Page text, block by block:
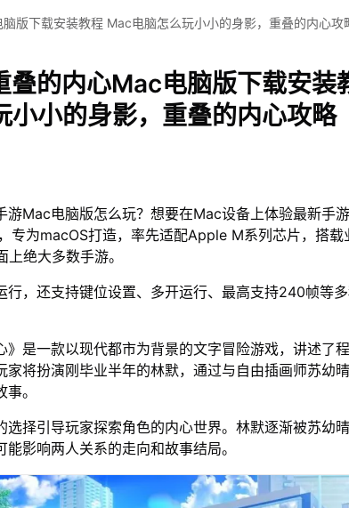
版下载安装教程 Mac电脑怎么玩小小的身影，重叠的内心攻
叠的内心Mac电脑版下载安装
小小的身影，重叠的内心攻略
游Mac电脑版怎么玩？想要在Mac设备上体验最新手
专为macOS打造，率先适配Apple M系列芯片，搭载
绝大多数手游。
行，还支持键位设置、多开运行、最高支持240帧等
》是一款以现代都市为背景的文字冒险游戏，讲述了
家将扮演刚毕业半年的林默，通过与自由插画师苏幼
。
选择引导玩家探索角色的内心世界。林默逐渐被苏幼
影响两人关系的走向和故事结局。